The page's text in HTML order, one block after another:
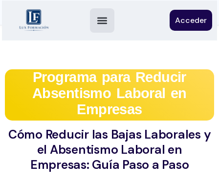
Acceder
Programa para Reducir
Absentismo Laboral en
Empresas
Cómo Reducir las Bajas Laborales y
el Absentismo Laboral en
Empresas: Guía Paso a Paso